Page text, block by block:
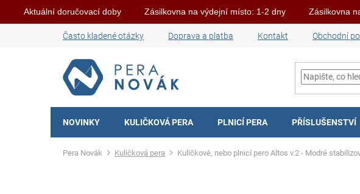
Aktuální doručovací doby Zásilkovna na výdejní místo: 1-2 dny Zásilkovna
Často kladené otázky Doprava a platba Kontakt Obchodní
NOVINKY KULIČKOVÁ PERA PLNICÍ PERA PŘÍSLUŠENSTVÍ
DomůKuličková pera Kuličkové, nebo plnicí pero Altos v.2 - Modré